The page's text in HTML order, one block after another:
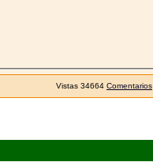
Vistas 34664 Comentarios